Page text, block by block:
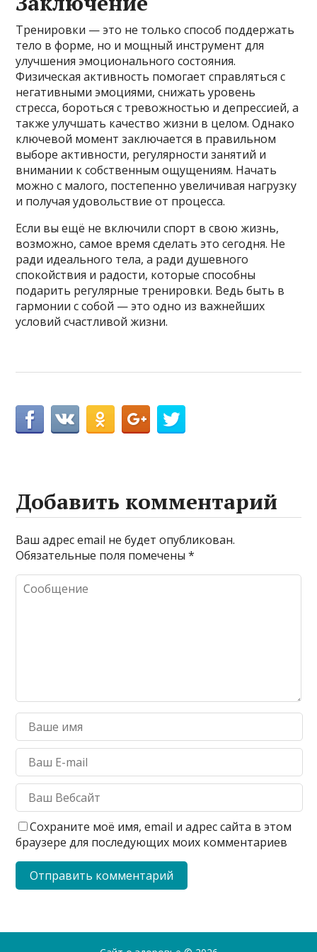
Тренировки — это не только способ поддержать
тело в форме, но и мощный инструмент для
улучшения эмоционального состояния.
Физическая активность помогает справляться с
негативными эмоциями, снижать уровень
стресса, бороться с тревожностью и депрессией, а
также улучшать качество жизни в целом. Однако
ключевой момент заключается в правильном
выборе активности, регулярности занятий и
внимании к собственным ощущениям. Начать
можно с малого, постепенно увеличивая нагрузку
и получая удовольствие от процесса.
Если вы ещё не включили спорт в свою жизнь,
возможно, самое время сделать это сегодня. Не
ради идеального тела, а ради душевного
спокойствия и радости, которые способны
подарить регулярные тренировки. Ведь быть в
гармонии с собой — это одно из важнейших
условий счастливой жизни.
Добавить комментарий
Ваш адрес email не будет опубликован.
Обязательные поля помечены*
Сохраните моё имя, email и адрес сайта в этом
браузере для последующих моих комментариев